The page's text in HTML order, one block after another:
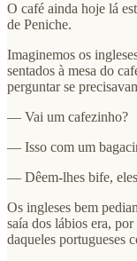
O café ainda hoje lá
de Peniche.
Imaginemos os
sentados à mesa do
perguntar se
— Vai um cafezinho?
— Isso com um
— Dêem-lhes bife,
Os ingleses bem
saía dos lábios era,
daqueles portugueses